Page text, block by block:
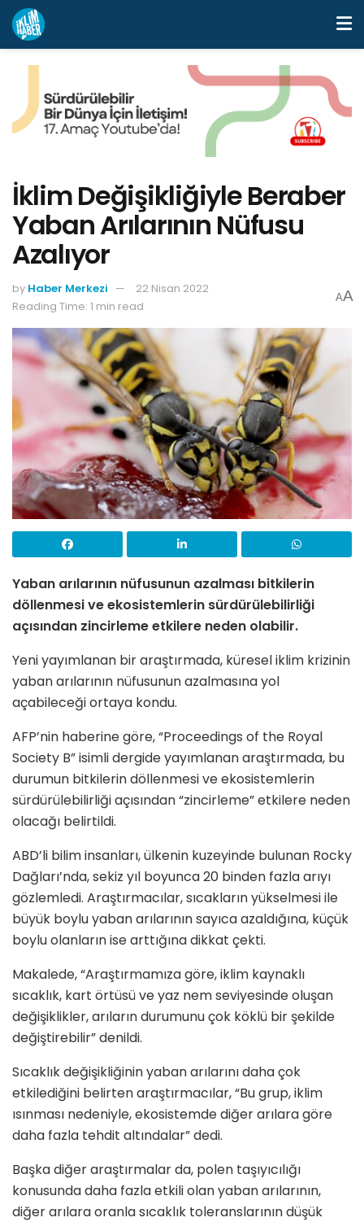
İklim Değişikliğiyle Beraber
Yaban Arılarının Nüfusu
Azalıyor
by Haber Merkezi
22 Nisan 2022
Reading Time: 1 min read
AA
Yaban arılarının nüfusunun azalması bitkilerin
döllenmesi ve ekosistemlerin sürdürülebilirliği
açısından zincirleme etkilere neden olabilir.
Yeni yayımlanan bir araştırmada, küresel iklim krizinin
yaban arılarının nüfusunun azalmasına yol
açabileceği ortaya kondu.
AFP’nin haberine göre, “Proceedings of the Royal
Society B” isimli dergide yayımlanan araştırmada, bu
durumun bitkilerin döllenmesi ve ekosistemlerin
sürdürülebilirliği açısından “zincirleme” etkilere neden
olacağı belirtildi.
ABD’li bilim insanları, ülkenin kuzeyinde bulunan Rocky
Dağları’nda, sekiz yıl boyunca 20 binden fazla arıyı
gözlemledi. Araştırmacılar, sıcakların yükselmesi ile
büyük boylu yaban arılarının sayıca azaldığına, küçük
boylu olanların ise arttığına dikkat çekti.
Makalede, “Araştırmamıza göre, iklim kaynaklı
sıcaklık, kart örtüsü ve yaz nem seviyesinde oluşan
değişiklikler, arıların durumunu çok köklü bir şekilde
değiştirebilir” denildi.
Sıcaklık değişikliğinin yaban arılarını daha çok
etkilediğini belirten araştırmacılar, “Bu grup, iklim
ısınması nedeniyle, ekosistemde diğer arılara göre
daha fazla tehdit altındalar” dedi.
Başka diğer araştırmalar da, polen taşıyıcılığı
konusunda daha fazla etkili olan yaban arılarının,
diğer arılara oranla sıcaklık toleranslarının düşük